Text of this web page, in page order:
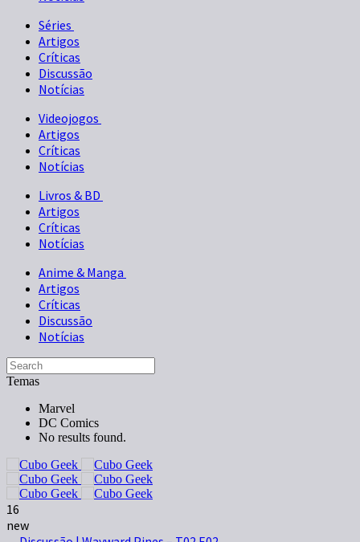
Séries
Artigos
Críticas
Discussão
Notícias
Videojogos
Artigos
Críticas
Notícias
Livros & BD
Artigos
Críticas
Notícias
Anime & Manga
Artigos
Críticas
Discussão
Notícias
Temas
Marvel
DC Comics
No results found.
16
new